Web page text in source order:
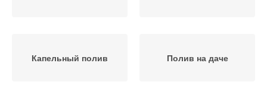
Капельный полив Полив на даче